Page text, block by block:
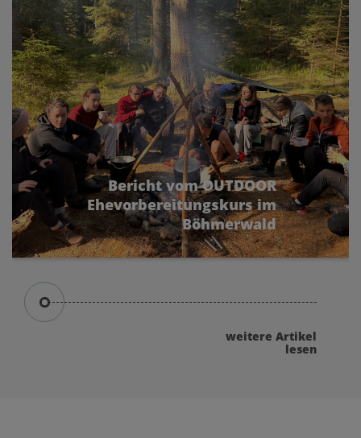
Bericht vom OUTDOOR
Ehevorbereitungskurs im
Böhmerwald
Ehe.wir.heiraten_kommunikativ outdoor - 2
Tage
weitere Artikel
lesen